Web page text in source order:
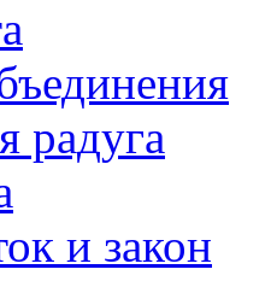
радуга
и закон